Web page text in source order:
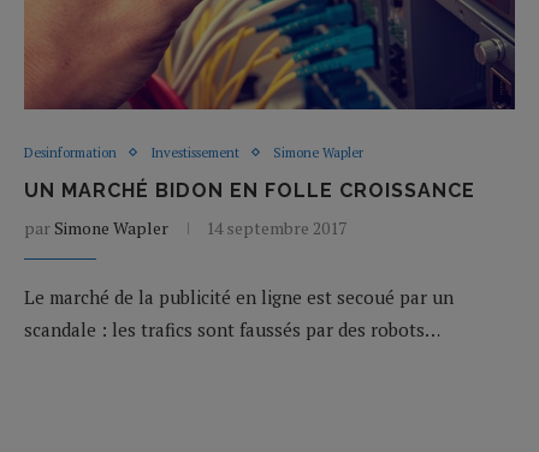
Desinformation Investissement Simone Wapler
UN MARCHÉ BIDON EN FOLLE CROISSANCE
par Simone Wapler 14 septembre 2017
Le marché de la publicité en ligne est secoué par un
scandale : les trafics sont faussés par des robots…